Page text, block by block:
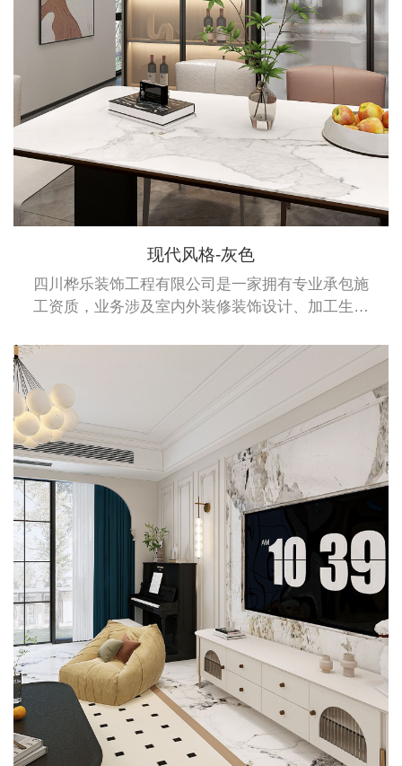
现代风格-灰色
四川桦乐装饰工程有限公司是一家拥有专业承包施
工资质，业务涉及室内外装修装饰设计、加工生产
修装饰专业承包二级资质、建筑幕墙专业承包施工
二级资质和钢结构专业承包施工二级资质。